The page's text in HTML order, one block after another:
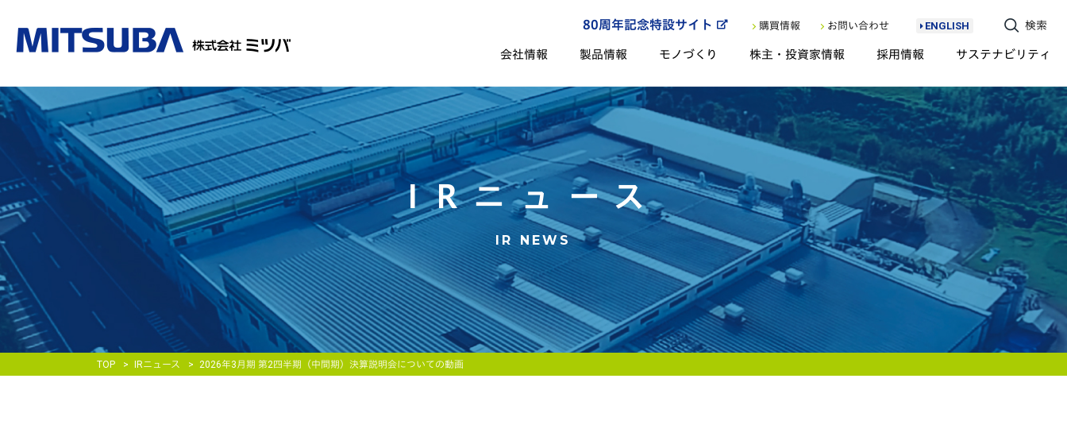
80周年記念特設サイト 購買情報 お問い合わせ ENGLISH 検索
会社情報 製品情報 モノづくり 株主・投資家情報 採用情報 サステナビリティ
IRニュース
IR NEWS
TOP IRニュース 2026年3月期 第2四半期（中間期）決算説明会についての動画